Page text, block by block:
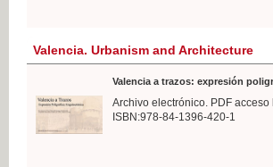
Valencia. Urbanism and Architecture
Valencia a trazos: expresión
Archivo electrónico. PDF acceso
ISBN:978-84-1396-420-1